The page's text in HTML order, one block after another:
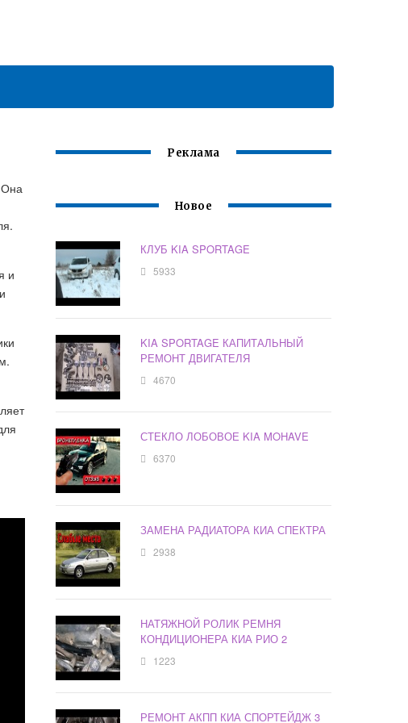
Она
и
Реклама
Новое
КЛУБ KIA SPORTAGE
5933
KIA SPORTAGE КАПИТАЛЬНЫЙ
РЕМОНТ ДВИГАТЕЛЯ
4670
СТЕКЛО ЛОБОВОЕ KIA MOHAVE
6370
ЗАМЕНА РАДИАТОРА КИА СПЕКТРА
2938
НАТЯЖНОЙ РОЛИК РЕМНЯ
КОНДИЦИОНЕРА КИА РИО 2
1223
РЕМОНТ АКПП КИА СПОРТЕЙДЖ 3